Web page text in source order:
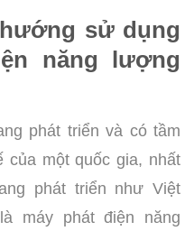
sử dụng
năng lượng
phát triển và có tầm
một quốc gia, nhất
phát triển như Việt
máy phát điện năng